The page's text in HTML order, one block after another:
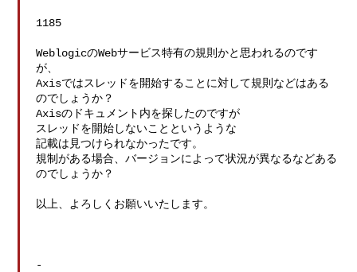
1185
WeblogicのWebサービス特有の規則かと思われるのです
が、
Axisではスレッドを開始することに対して規則などはある
のでしょうか？
Axisのドキュメント内を探したのですが
スレッドを開始しないことというような
記載は見つけられなかったです。
規制がある場合、バージョンによって状況が異なるなどある
のでしょうか？
以上、よろしくお願いいたします。
-